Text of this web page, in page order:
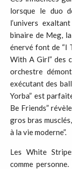
lorsque le duo
l’univers
binaire de Meg,
énervé font de “I
With A Girl” des
orchestre
exécutant des
Yorba” est
Be Friends”
gros bras
à la vie moderne”.
Les White
comme